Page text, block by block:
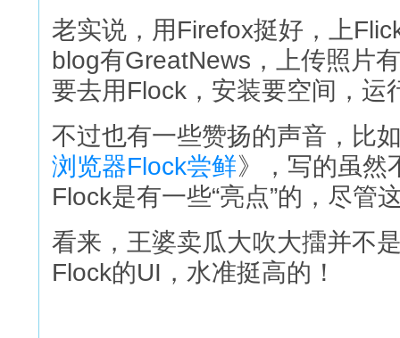
老实说，用Firefox挺好，上
blog有GreatNews，上传照片有
要去用Flock，安装要空间，运
不过也有一些赞扬的声音，比
浏览器Flock尝鲜》，写的虽然
Flock是有一些“亮点”的，尽管
看来，王婆卖瓜大吹大擂并不
Flock的UI，水准挺高的！